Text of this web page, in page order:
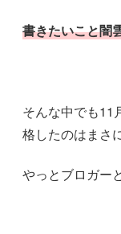
書きたいこと闇
そんな中でも11
格したのはまさ
やっとブロガー